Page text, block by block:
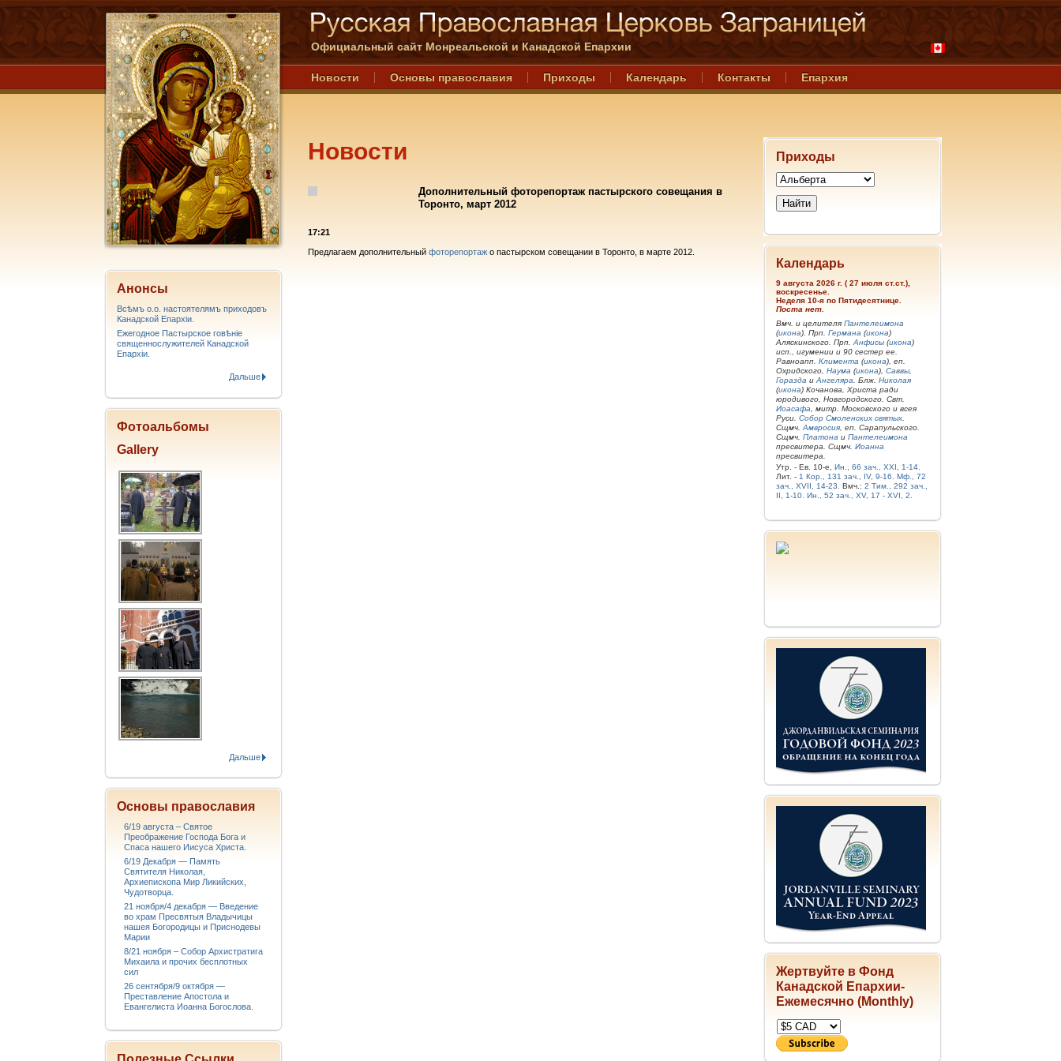
Официальный сайт Монреальской и Канадской Епархии
Новости Основы православия Приходы Календарь Контакты Епархия
Приходы
Календарь
9 августа 2026 г. ( 27 июля ст.ст.),
воскресенье.
Неделя 10-я по Пятидесятнице.
Поста нет.
Вмч. и целителя Пантелеимона
(икона). Прп. Германа (икона)
Аляскинского. Прп. Анфисы (икона)
исп., игумении и 90 сестер ее.
Равноапп. Климента (икона), еп.
Охридского, Наума (икона), Саввы
Горазда и Ангеляра . Блж. Николая
(икона) Кочанова, Христа ради
юродивого, Новгородского. Свт.
Иоасафа , митр. Московского и всея
Руси. Собор Смоленских святых
Сщмч. Амвросия , еп. Сарапульского.
Сщмч. Платона и Пантелеимона
пресвитера. Сщмч. Иоанна
пресвитера.
Утр. - Ев. 10-е, Ин., 66 зач., XXI, 1-14.
Лит. - 1 Кор., 131 зач., IV, 9-16.
Мф., 72
зач., XVII, 14-23.
Вмч.: 2 Тим., 292 зач.,
II, 1-10. Ин., 52 зач., XV, 17 - XVI, 2.
Жертвуйте в Фонд
Канадской Епархии-
Ежемесячно (Monthly)
Новости
Дополнительный фоторепортаж пастырского совещания в
Торонто, март 2012
17:21
Предлагаем дополнительный фоторепортаж о пастырском совещании в Торонто, в марте 2012.
Анонсы
Всѣмъ о.о. настоятелямъ приходовъ
Канадской Епархiи.
Ежегодное Пастырское говѣніе
священнослужителей Канадской
Епархіи.
Дальше
Фотоальбомы
Gallery
Дальше
Основы православия
6/19 августа – Святое
Преображение Господа Бога и
Спаса нашего Иисуса Христа.
6/19 Декабря — Память
Святителя Николая,
Архиепископа Мир Ликийских,
Чудотворца.
21 ноября/4 декабря — Введение
во храм Пресвятыя Владычицы
нашея Богородицы и Приснодевы
Марии
8/21 ноября – Собор Архистратига
Михаила и прочих бесплотных
сил
26 сентября/9 октября —
Преставление Апостола и
Евангелиста Иоанна Богослова.